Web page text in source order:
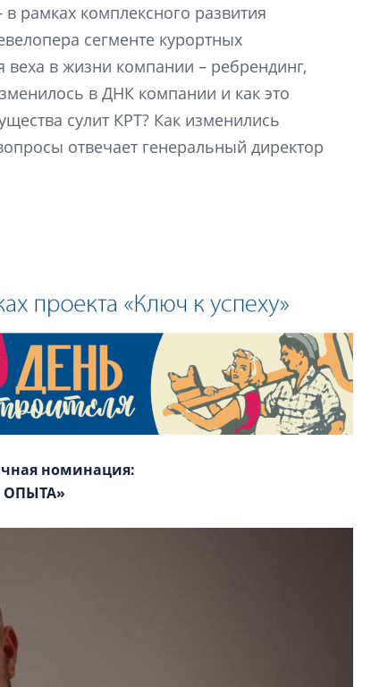
рамках комплексного развития
сегменте курортных
в жизни компании – ребрендинг,
в ДНК компании и как это
сулит КРТ? Как изменились
отвечает генеральный директор
номинация:
электромобиль
Карина
«гибридом» —
Конкуренцию
апарты, которые